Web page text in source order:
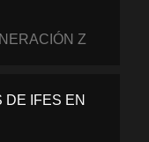
Z
DE IFES EN